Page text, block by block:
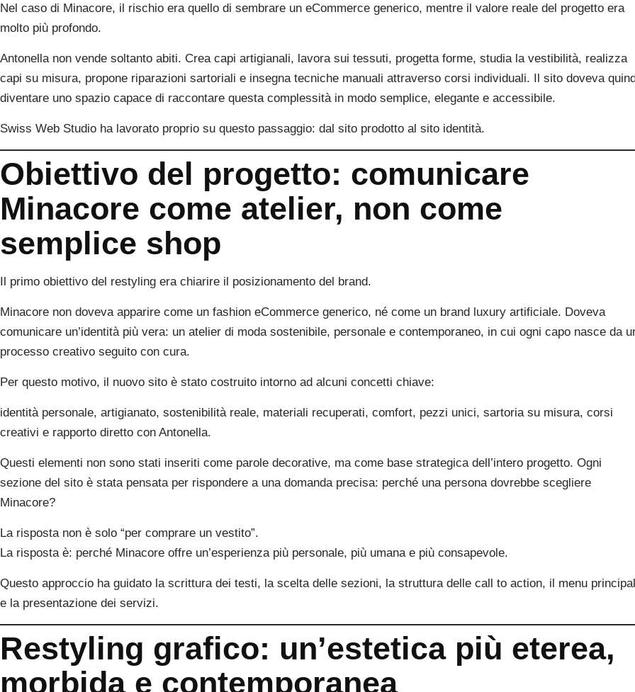
Nel caso di Minacore, il rischio era quello di sembrare un eCommerce generico, mentre il valore reale del progetto era
molto più profondo.
Antonella non vende soltanto abiti. Crea capi artigianali, lavora sui tessuti, progetta forme, studia la vestibilità, realizza
capi su misura, propone riparazioni sartoriali e insegna tecniche manuali attraverso corsi individuali. Il sito doveva
diventare uno spazio capace di raccontare questa complessità in modo semplice, elegante e accessibile.
Swiss Web Studio ha lavorato proprio su questo passaggio: dal sito prodotto al sito identità.
Obiettivo del progetto: comunicare
Minacore come atelier, non come
semplice shop
Il primo obiettivo del restyling era chiarire il posizionamento del brand.
Minacore non doveva apparire come un fashion eCommerce generico, né come un brand luxury artificiale. Doveva
comunicare un’identità più vera: un atelier di moda sostenibile, personale e contemporaneo, in cui ogni capo nasce da
processo creativo seguito con cura.
Per questo motivo, il nuovo sito è stato costruito intorno ad alcuni concetti chiave:
identità personale, artigianato, sostenibilità reale, materiali recuperati, comfort, pezzi unici, sartoria su misura, corsi
creativi e rapporto diretto con Antonella.
Questi elementi non sono stati inseriti come parole decorative, ma come base strategica dell’intero progetto. Ogni
sezione del sito è stata pensata per rispondere a una domanda precisa: perché una persona dovrebbe scegliere
Minacore?
La risposta non è solo “per comprare un vestito”.
La risposta è: perché Minacore offre un’esperienza più personale, più umana e più consapevole.
Questo approccio ha guidato la scrittura dei testi, la scelta delle sezioni, la struttura delle call to action, il menu
e la presentazione dei servizi.
Restyling grafico: un’estetica più eterea,
morbida e contemporanea